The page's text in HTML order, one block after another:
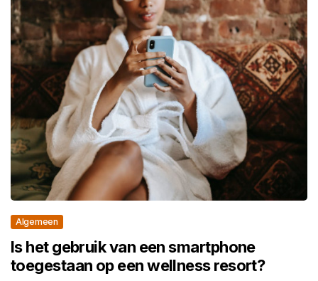
Algemeen
Is het gebruik van een smartphone
toegestaan op een wellness resort?